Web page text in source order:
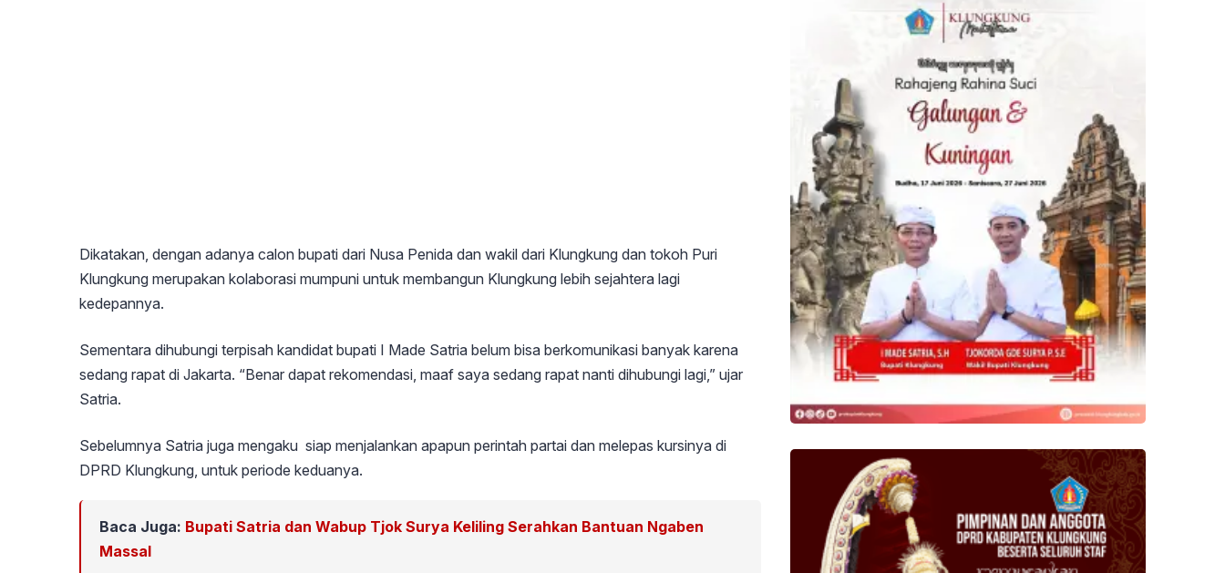
Dikatakan, dengan adanya calon bupati dari Nusa Penida dan wakil dari Klungkung dan tokoh Puri
Klungkung merupakan kolaborasi mumpuni untuk membangun Klungkung lebih sejahtera lagi
kedepannya.
Sementara dihubungi terpisah kandidat bupati I Made Satria belum bisa berkomunikasi banyak karena
sedang rapat di Jakarta. “Benar dapat rekomendasi, maaf saya sedang rapat nanti dihubungi lagi,” ujar
Satria.
Sebelumnya Satria juga mengaku siap menjalankan apapun perintah partai dan melepas kursinya di
DPRD Klungkung, untuk periode keduanya.
Baca Juga: Bupati Satria dan Wabup Tjok Surya Keliling Serahkan Bantuan Ngaben
Massal